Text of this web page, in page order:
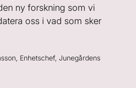
ny forskning som vi
oss i vad som sker
Enhetschef, Junegårdens